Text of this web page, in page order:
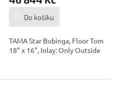
Do košíku
TAMA Star Bubinga, Floor Tom
18" x 16", Inlay: Only Outside